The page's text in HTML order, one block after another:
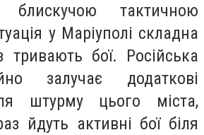
блискучою тактичною
у Маріуполі складна
тривають бої. Російська
залучає додаткові
штурму цього міста,
йдуть активні бої біля